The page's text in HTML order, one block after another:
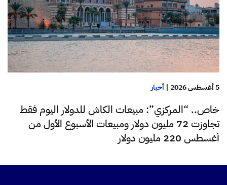
5 أغسطس 2026 | أخبار
خاص.. “المركزي”: مبيعات الكاش للدولار اليوم فقط
تجاوزت 72 مليون دولار ومبيعات الأسبوع الأول من
أغسطس 220 مليون دولار